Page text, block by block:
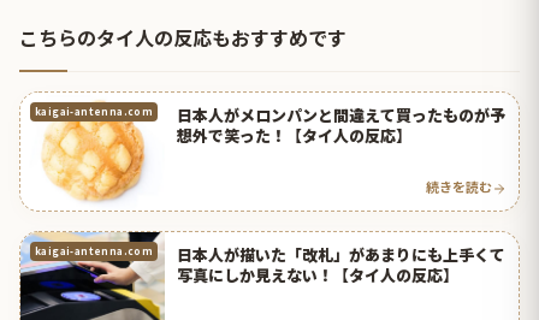
こちらのタイ人の反応もおすすめです
kaigai-antenna.com
日本人がメロンパンと間違えて買ったものが予
想外で笑った！【タイ人の反応】
続きを読む
kaigai-antenna.com
日本人が描いた「改札」があまりにも上手くて
写真にしか見えない！【タイ人の反応】